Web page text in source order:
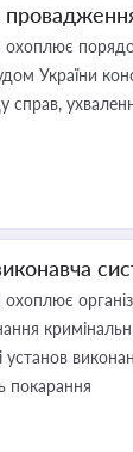
охоплює
України
справ,
охоплює
і установ
покарання